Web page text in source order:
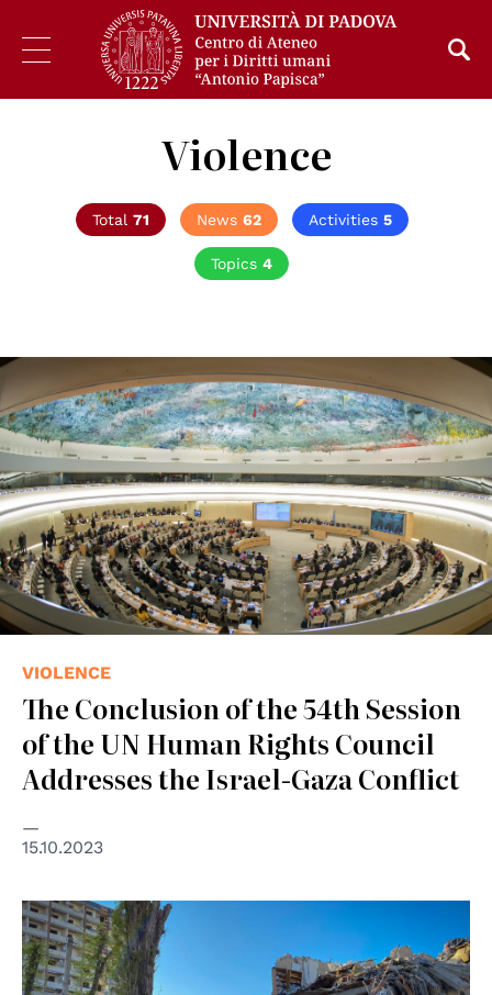
Violence
Total 71 News 62 Activities 5
Topics 4
VIOLENCE
The Conclusion of the 54th Session
of the UN Human Rights Council
Addresses the Israel-Gaza Conflict
15.10.2023
© IOM